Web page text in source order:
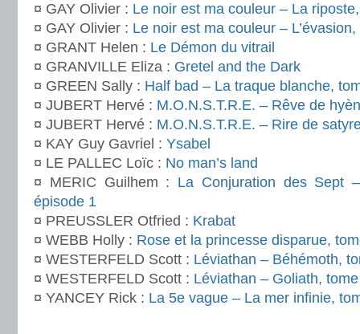
¤ GAY Olivier : Le noir est ma couleur – La
¤ GAY Olivier : Le noir est ma couleur –
¤ GRANT Helen : Le Démon du vitrail
¤ GRANVILLE Eliza : Gretel and the Dark
¤ GREEN Sally : Half bad – La traque blanche,
¤ JUBERT Hervé : M.O.N.S.T.R.E. – Rêve de
¤ JUBERT Hervé : M.O.N.S.T.R.E. – Rire de
¤ KAY Guy Gavriel : Ysabel
¤ LE PALLEC Loïc : No man’s land
¤ MERIC Guilhem : La Conjuration des Sept
épisode 1
¤ PREUSSLER Otfried : Krabat
¤ WEBB Holly : Rose et la princesse disparue,
¤ WESTERFELD Scott : Léviathan – Béhémoth,
¤ WESTERFELD Scott : Léviathan – Goliath,
¤ YANCEY Rick : La 5e vague – La mer infinie,